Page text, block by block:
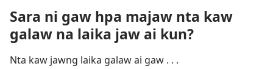
Sara ni gaw hpa majaw nta kaw
galaw na laika jaw ai kun?
Nta kaw jawng laika galaw ai gaw . . .